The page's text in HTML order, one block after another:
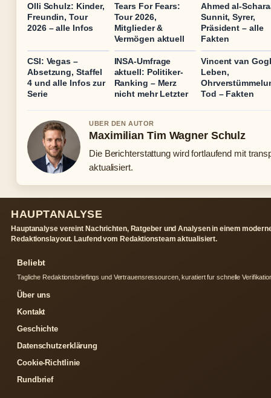
Olli Schulz: Kinder,
Freundin, Tour
2026 – alle Infos
Tears For Fears:
Tour 2026,
Mitglieder &
Vermögen aktuell
Ahmed al-
Sunnit, Syrer,
Präsident – alle
Fakten
CSI: Vegas –
Absetzung, Staffel
4 und alle Infos zur
Serie
INSA-Umfrage
aktuell: Politiker-
Ranking – Merz
nicht mehr Letzter
Vincent van
Leben,
Tod – Fakten
UBER DEN AUTOR
Maximilian Tim Wagner Schulz
Die Berichterstattung wird fortlaufend mit
aktualisiert.
HAUPTANALYSE
Hauptanalyse vereint Nachrichten, Ratgeber und Analysen in einem
Redaktionslayout. Laufend vom Redaktionsteam aktualisiert.
Beliebt
Tagliche Redaktionsbriefings und Vertrauensressourcen, kuratiert fur schnelle
Über uns
Kontakt
Geschichte
Datenschutzerklärung
Cookie-Richtlinie
Rundbrief